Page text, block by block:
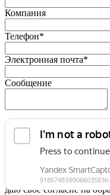
Компания
Телефон*
Электронная почта*
Сообщение
Я принимаю условия
даю свое согласие на